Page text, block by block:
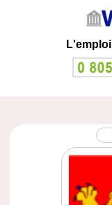
L'emploi